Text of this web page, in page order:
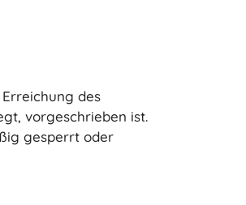
des
vorgeschrieben ist.
gesperrt oder